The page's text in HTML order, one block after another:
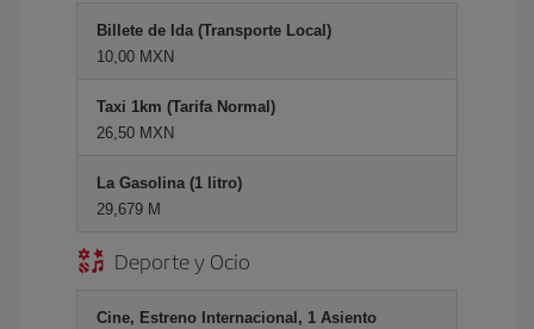
Billete de Ida (Transporte Local)
10,00 MXN
Taxi 1km (Tarifa Normal)
26,50 MXN
La Gasolina (1 litro)
29,679 M
Deporte y Ocio
Cine, Estreno Internacional, 1 Asiento